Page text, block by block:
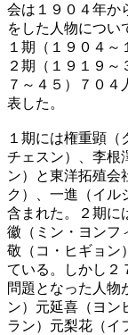
会は１９０４年か
をした人物につい
１期（１９０４
２期（１９１９～
７～４５）７０
表した。
１期には権重顕（
チェスン）、李根
ン）と東洋拓殖会
ク）、一進（イル
含まれた。２期に
徽（ミン・ヨンフ
敬（コ・ヒギョン
ている。しかし２
問題となった人物
ン）元延喜（ヨン
ラン）元梨花（イ